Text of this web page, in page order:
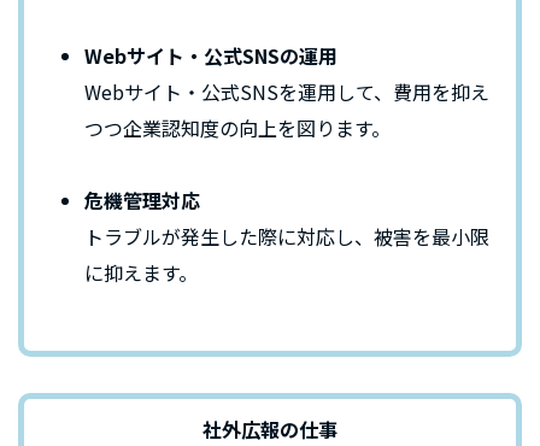
Webサイト・公式SNSの運用
Webサイト・公式SNSを運用して、費用を抑え
つつ企業認知度の向上を図ります。
危機管理対応
トラブルが発生した際に対応し、被害を最小限
に抑えます。
社外広報の仕事